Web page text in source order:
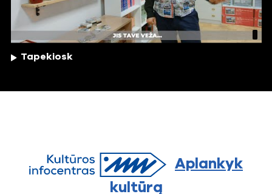
Tapekiosk
Aplankyk
kultūrą